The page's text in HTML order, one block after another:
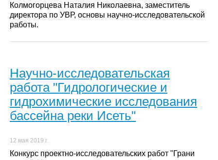
Колмогорцева Наталия Николаевна, заместитель
директора по УВР, основы научно-исследовательской
работы.
Научно-исследовательская
работа "Гидрологические и
гидрохимические исследования
бассейна реки Исеть"
12 мая 2019 г.
Конкурс проектно-исследовательских работ "Грани